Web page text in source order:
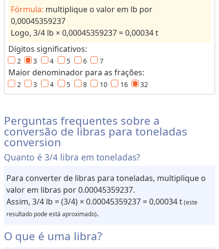
s
p
a
r
a
r
e
c
t
a
s
o
n
v
r
s
e
Fórmula: multiplique o valor em lb por
0,00045359237
Logo, 3/4 lb × 0,00045359237 = 0,00034 t
Dígitos significativos:
2 3 4 5 6 7
Maior denominador para as frações:
2 3 4 5 8 10 16 32
Perguntas frequentes sobre a
conversão de libras para toneladas
conversion
Quanto é 3/4 libra em toneladas?
Para converter de libras para toneladas, multiplique o
valor em libras por 0.00045359237.
Assim, 3/4 lb = (3/4) × 0.00045359237 = 0,00034 t(este
resultado pode está aproximado).
O que é uma libra?